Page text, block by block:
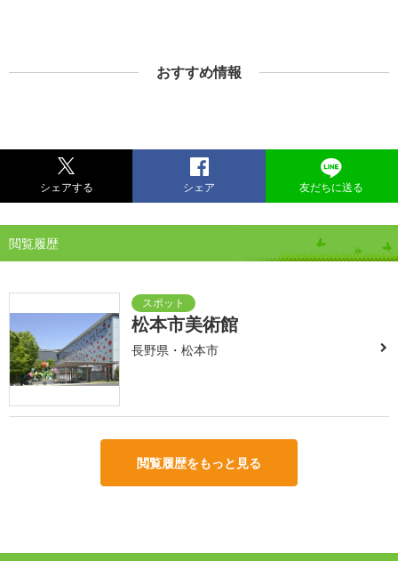
おすすめ情報
シェアする シェア 友だちに送る
閲覧履歴
松本市美術館
長野県・松本市
閲覧履歴をもっと見る